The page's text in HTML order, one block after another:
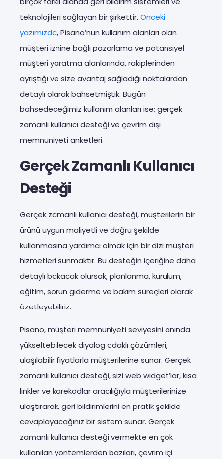
teknolojileri sağlayan bir şirkettir. Önceki
yazımızda, Pisano’nun kullanım alanları olan
müşteri iznine bağlı pazarlama ve potansiyel
müşteri yaratma alanlarında, rakiplerinden
ayrıştığı ve size avantaj sağladığı noktalardan
detaylı olarak bahsetmiştik. Bugün
bahsedeceğimiz kullanım alanları ise; gerçek
zamanlı kullanıcı desteği ve çevrim dışı
memnuniyeti anketleri.
Gerçek Zamanlı Kullanıcı
Desteği
Gerçek zamanlı kullanıcı desteği, müşterilerin bir
ürünü uygun maliyetli ve doğru şekilde
kullanmasına yardımcı olmak için bir dizi müşteri
hizmetleri sunmaktır. Bu desteğin içeriğine daha
detaylı bakacak olursak, planlanma, kurulum,
eğitim, sorun giderme ve bakım süreçleri olarak
özetleyebiliriz.
Pisano, müşteri memnuniyeti seviyesini anında
yükseltebilecek diyalog odaklı çözümleri,
ulaşılabilir fiyatlarla müşterilerine sunar. Gerçek
zamanlı kullanıcı desteği, sizi web widget’lar, kısa
linkler ve karekodlar aracılığıyla müşterilerinize
ulaştırarak, geri bildirimlerini en pratik şekilde
cevaplayacağınız bir sistem sunar. Gerçek
zamanlı kullanıcı desteği vermekte en çok
kullanılan yöntemlerden bazıları, çevrim içi